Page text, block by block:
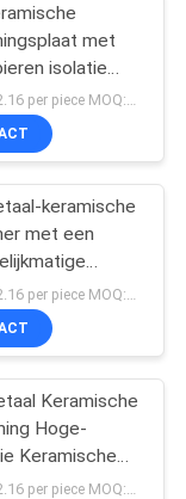
148
41
met
isolatie
uniforme
en
USD 0.27-2.16 per piece MOQ:500
keramische
met een
een
en
Keramische
Hoge-
Keramische
voor